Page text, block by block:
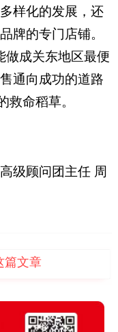
样化的发展，还
牌的专门店铺。
做成关东地区最便
通向成功的道路
救命稻草。
级顾问团主任 周
篇文章